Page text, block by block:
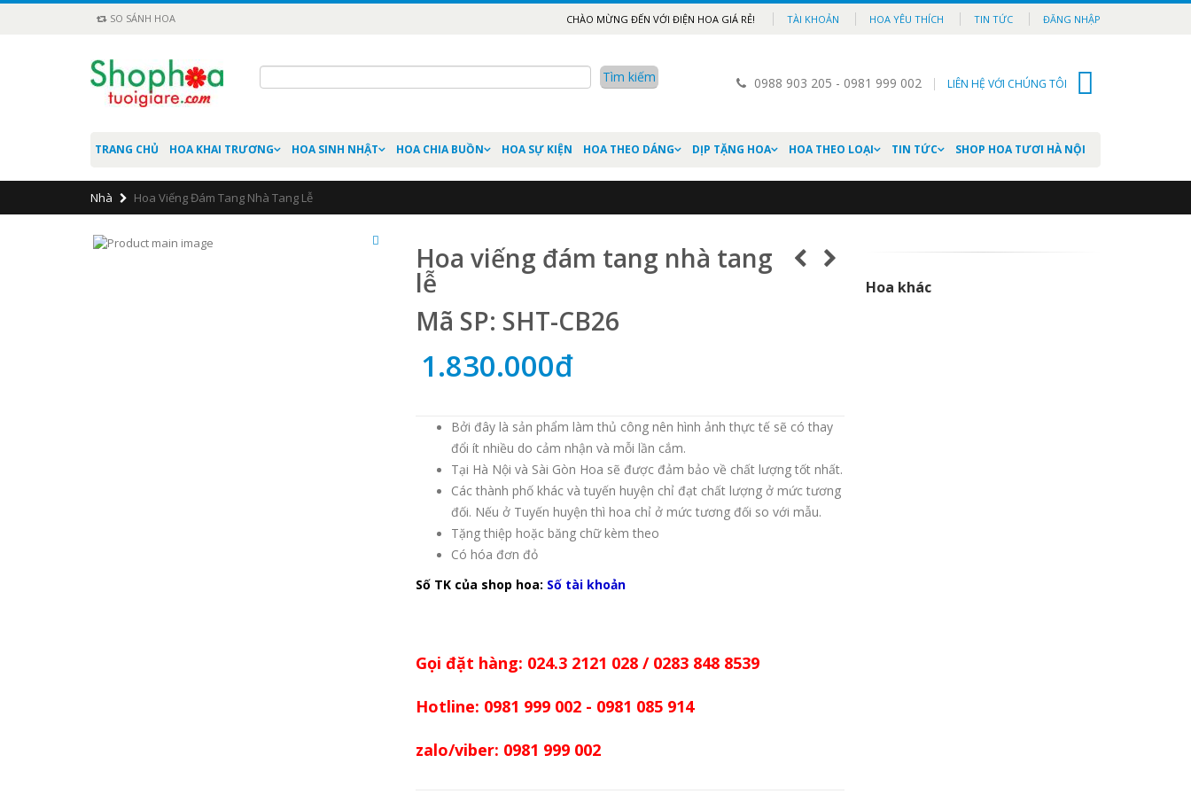
SO SÁNH HOA TÀI KHOẢN HOA YÊU THÍCH TIN TỨC ĐĂNG NHẬP
CHÀO MỪNG ĐẾN VỚI ĐIỆN HOA GIÁ RẺ!
0988 903 205 - 0981 999 002 LIÊN HỆ VỚI CHÚNG TÔI
TRANG CHỦ HOA KHAI TRƯƠNG HOA SINH NHẬT HOA CHIA BUỒN HOA SỰ KIỆN HOA THEO DÁNG DỊP TẶNG HOA HOA THEO LOẠI TIN TỨC SHOP HOA TƯƠI HÀ NỘI
Nhà Hoa Viếng Đám Tang Nhà Tang Lễ
Hoa viếng đám tang nhà tang
lễ
Mã SP: SHT-CB26
1.830.000đ
Bởi đây là sản phẩm làm thủ công nên hình ảnh thực tế sẽ có thay
đổi ít nhiều do cảm nhận và mỗi lần cắm.
Tại Hà Nội và Sài Gòn Hoa sẽ được đảm bảo về chất lượng tốt nhất.
Các thành phố khác và tuyến huyện chỉ đạt chất lượng ở mức tương
đối. Nếu ở Tuyến huyện thì hoa chỉ ở mức tương đối so với mẫu.
Tặng thiệp hoặc băng chữ kèm theo
Có hóa đơn đỏ
Số TK của shop hoa: Số tài khoản
Gọi đặt hàng: 024.3 2121 028 / 0283 848 8539
Hotline: 0981 999 002 - 0981 085 914
zalo/viber: 0981 999 002
Hoa khác